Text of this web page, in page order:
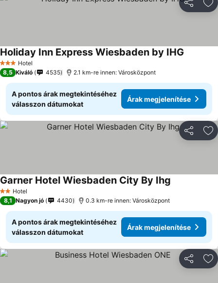
3 Kategória
Hotel
Holiday Inn Express Wiesbaden by IHG
8,5 Kiváló 4535 2.1 km-re innen: Városközpont
A pontos árak megtekintéséhez
válasszon dátumokat
Árak megjelenítése
2 Kategória
Hotel
Garner Hotel Wiesbaden City By Ihg
8,1 Nagyon jó 4430 0.3 km-re innen: Városközpont
A pontos árak megtekintéséhez
válasszon dátumokat
Árak megjelenítése